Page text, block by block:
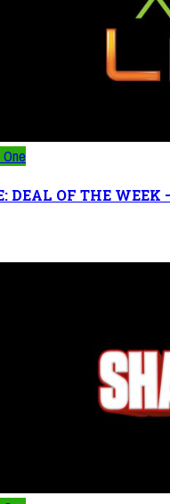
DEAL OF THE WEEK